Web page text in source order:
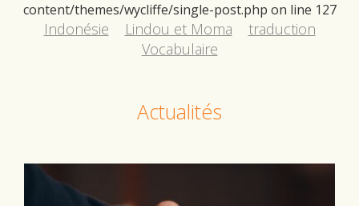
content/themes/wycliffe/single-post.php on line 127
Indonésie Lindou et Moma
traduction
Vocabulaire
Actualités